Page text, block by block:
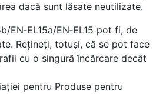
dacă sunt lăsate neutilizate.
EN‑EL15a/EN‑EL15 pot fi, de
Rețineți, totuși, că se pot face
cu o singură încărcare decât
pentru Produse pentru